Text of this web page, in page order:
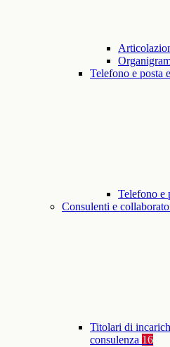
Telefono e posta
Telefono e
Consulenti e
Titolari di
consulenza 16